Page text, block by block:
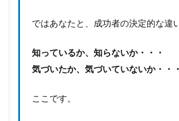
ではあなたと、成功者の決定的な違
知っているか、知らないか・・・
気づいたか、気づいていないか・・・
ここです。